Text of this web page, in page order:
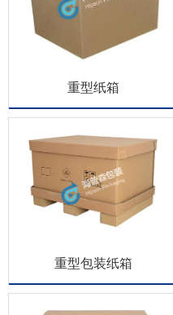
重型纸箱
重型包装纸箱